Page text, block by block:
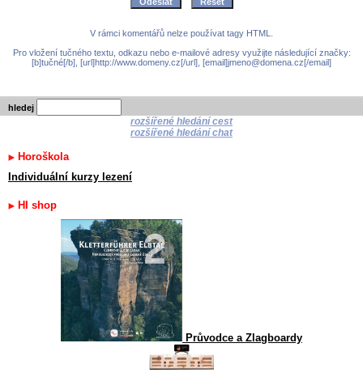
V rámci komentářů nelze používat tagy HTML.
Pro vložení tučného textu, odkazu nebo e-mailové adresy využijte následující značky:
[b]tučné[/b], [url]http://www.domeny.cz[/url], [email]jmeno@domena.cz[/email]
hledej
rozšířené hledání cest
rozšířené hledání chat
Horoškola
Individuální kurzy lezení
HI shop
Průvodce a Zlagboardy